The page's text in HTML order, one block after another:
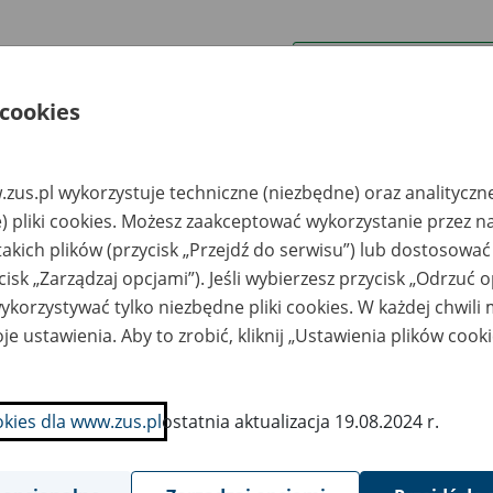
uwagi można przesyłać poprzez
Ukryj wszystkie pozycje bazy
pracy
Miejsce
przechowywania
dokumentów
Nr zespołu akt w
archiwum
państwowym
Daty
"AGA"
jawna,
i Kiśluk, ul.
Usługowe "Składnica
Akt" Spółka z o.o., 78-
600 Wałcz, ul. 1-go
wykorzystuje techniczne (niezbędne) oraz
pliki cookies. Możesz zaakceptować wykorzystanie przez
plików (przycisk „Przejdź do serwisu”) lub
„Zarządzaj opcjami”). Jeśli wybierzesz przycisk „Odrzuć
tylko niezbędne pliki cookies. W każdej chwili
ustawienia. Aby to zrobić, kliknij „Ustawienia plików
dla www.zus.plostatnia aktualizacja 19.08.2024 r.